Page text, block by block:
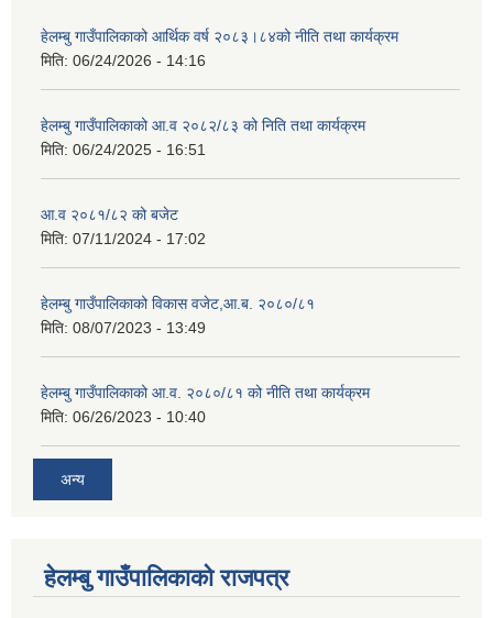
हेलम्बु गाउँपालिकाको आर्थिक वर्ष २०८३।८४को नीति तथा कार्यक्रम
मिति: 06/24/2026 - 14:16
हेलम्बु गाउँपालिकाको आ.व २०८२/८३ को निति तथा कार्यक्रम
मिति: 06/24/2025 - 16:51
आ.व २०८१/८२ को बजेट
मिति: 07/11/2024 - 17:02
हेलम्बु गाउँपालिकाको विकास वजेट,आ.ब. २०८०/८१
मिति: 08/07/2023 - 13:49
हेलम्बु गाउँपालिकाको आ.व. २०८०/८१ को नीति तथा कार्यक्रम
मिति: 06/26/2023 - 10:40
अन्य
हेलम्बु गाउँपालिकाको राजपत्र